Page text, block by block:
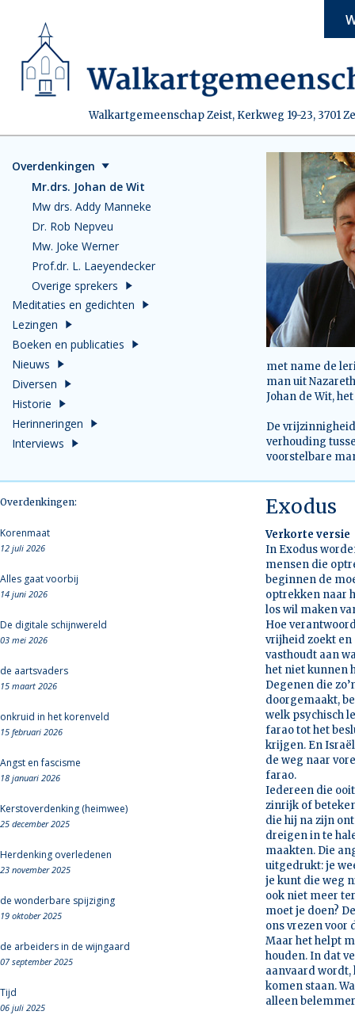
Walkartgemeenschap Zeist, Kerkweg 19-23, 3701
Overdenkingen
Mr.drs. Johan de Wit
Mw drs. Addy Manneke
Dr. Rob Nepveu
Mw. Joke Werner
Prof.dr. L. Laeyendecker
Overige sprekers
Meditaties en gedichten
Lezingen
Boeken en publicaties
Nieuws
Diversen
Historie
Herinneringen
Interviews
met name de
man uit
Johan de Wit,
De
verhouding
voorstelbare
Overdenkingen:
Korenmaat
12 juli 2026
Alles gaat voorbij
14 juni 2026
De digitale schijnwereld
03 mei 2026
de aartsvaders
15 maart 2026
onkruid in het korenveld
15 februari 2026
Angst en fascisme
18 januari 2026
Kerstoverdenking (heimwee)
25 december 2025
Herdenking overledenen
23 november 2025
de wonderbare spijziging
19 oktober 2025
de arbeiders in de wijngaard
07 september 2025
Tijd
06 juli 2025
Exodus
Verkorte versie
In Exodus
mensen die
beginnen de
optrekken naar
los wil maken
Hoe
vrijheid zoekt
vasthoudt aan
het niet kunnen
Degenen die
doorgemaakt,
welk psychisch
farao tot het
krijgen. En
de weg naar
farao.
Iedereen die
zinrijk of
die hij na zijn
dreigen in te
maakten. Die
uitgedrukt: je
je kunt die weg
ook niet meer
moet je doen?
ons vrezen voor
Maar het helpt
houden. In dat
aanvaard wordt,
komen staan.
alleen